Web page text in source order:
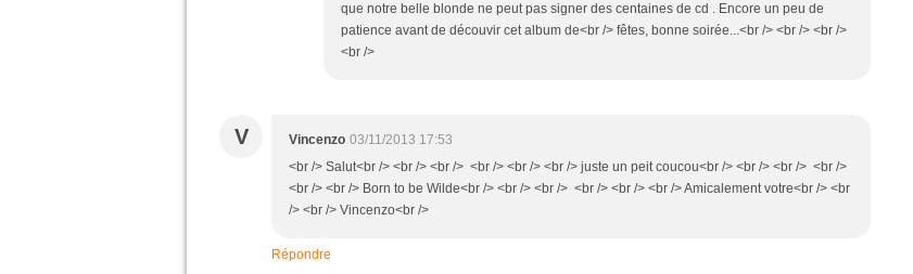
que notre belle blonde ne peut pas signer des centaines de cd . Encore un peu de
patience avant de découvir cet album de<br /> fêtes, bonne soirée...<br /> <br /> <br />
<br />
V Vincenzo 03/11/2013 17:53
<br /> Salut<br /> <br /> <br /> <br /> <br /> <br /> juste un peit coucou<br /> <br /> <br /> <br />
<br /> <br /> Born to be Wilde<br /> <br /> <br /> <br /> <br /> <br /> Amicalement votre<br /> <br
/> <br /> Vincenzo<br />
Répondre